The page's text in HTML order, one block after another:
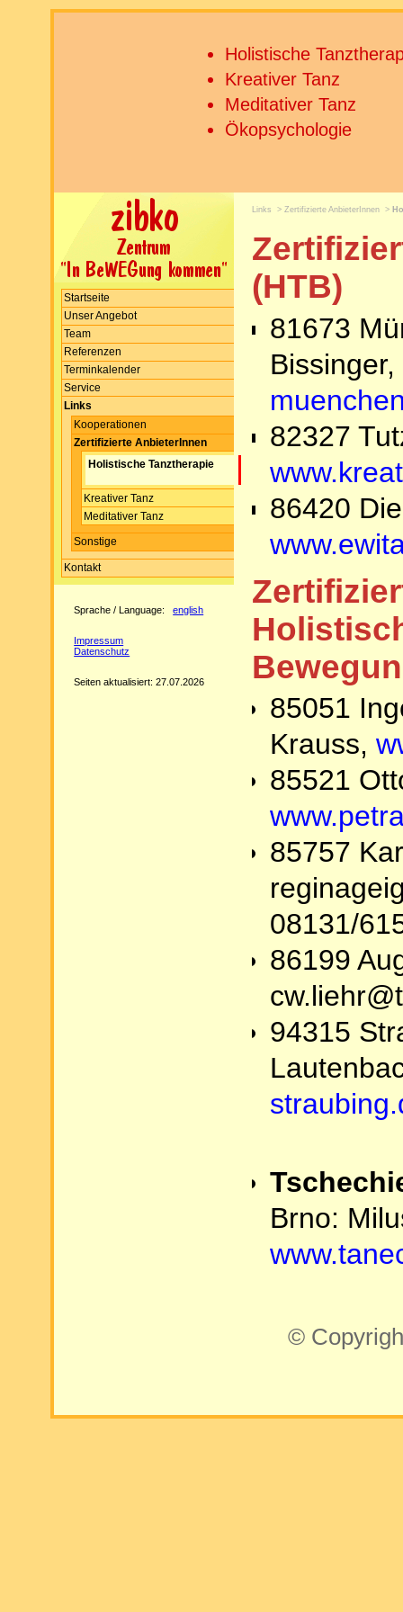
Holistische
Kreativer Tanz
Meditativer Tanz
Ökopsychologie
Startseite
Unser Angebot
Team
Referenzen
Terminkalender
Service
Links
Kooperationen
Zertifizierte AnbieterInnen
Holistische Tanztherapie
Kreativer Tanz
Meditativer Tanz
Sonstige
Kontakt
Sprache / Language:english
Impressum
Datenschutz
Seiten aktualisiert: 27.07.2026
Links > Zertifizierte AnbieterInnen >
(HTB)
81673
Bissinger,
82327
86420
85051
Krauss,
85521
85757
08131/
86199
94315
Brno:
©